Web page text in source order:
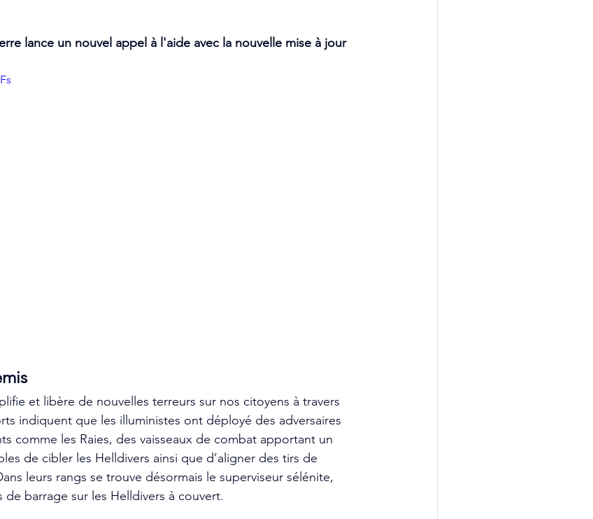
lance un nouvel appel à l'aide avec la nouvelle mise à jour
et libère de nouvelles terreurs sur nos citoyens à travers
indiquent que les illuministes ont déployé des adversaires
comme les Raies, des vaisseaux de combat apportant un
de cibler les Helldivers ainsi que d’aligner des tirs de
leurs rangs se trouve désormais le superviseur sélénite,
de barrage sur les Helldivers à couvert.